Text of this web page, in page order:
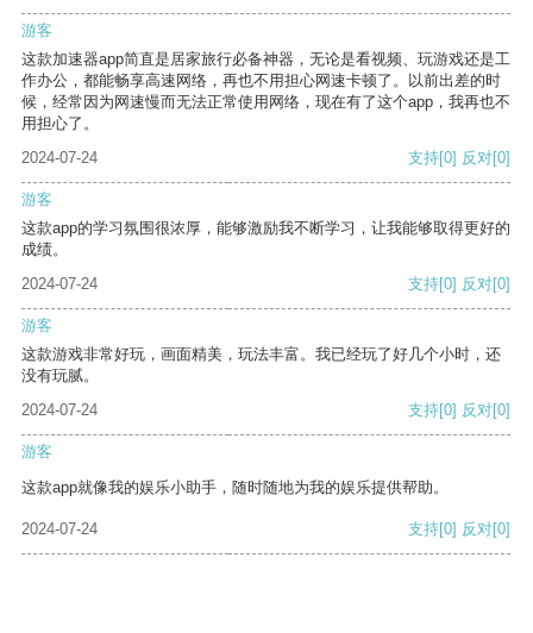
游客
这款加速器app简直是居家旅行必备神器，无论是看视频、玩游戏还是工
作办公，都能畅享高速网络，再也不用担心网速卡顿了。以前出差的时
候，经常因为网速慢而无法正常使用网络，现在有了这个app，我再也不
用担心了。
2024-07-24
支持[0] 反对[0]
游客
这款app的学习氛围很浓厚，能够激励我不断学习，让我能够取得更好的
成绩。
2024-07-24
支持[0] 反对[0]
游客
这款游戏非常好玩，画面精美，玩法丰富。我已经玩了好几个小时，还
没有玩腻。
2024-07-24
支持[0] 反对[0]
游客
这款app就像我的娱乐小助手，随时随地为我的娱乐提供帮助。
2024-07-24 支持[0] 反对[0]